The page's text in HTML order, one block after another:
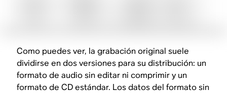
Como puedes ver, la grabación original suele
dividirse en dos versiones para su distribución: un
formato de audio sin editar ni comprimir y un
formato de CD estándar. Los datos del formato sin